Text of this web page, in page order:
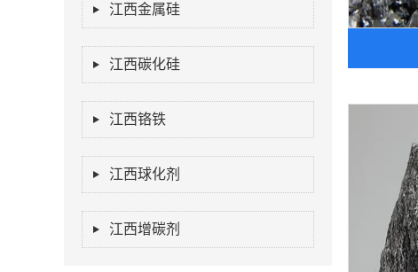
江西金属硅
江西碳化硅
江西铬铁
江西球化剂
江西增碳剂